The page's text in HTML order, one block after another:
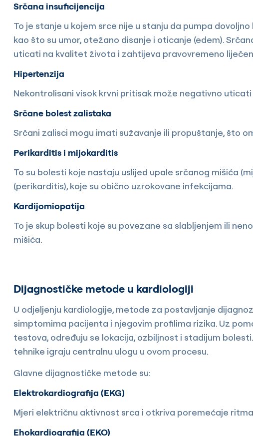
Srčana insuficijencija
To je stanje u kojem srce nije u stanju da pumpa
kao što su umor, otežano disanje i oticanje (edem).
uticati na kvalitet života i zahtijeva pravovremeno
Hipertenzija
Nekontrolisani visok krvni pritisak može negativno
Srčane bolest zalistaka
Srčani zalisci mogu imati sužavanje ili propuštanje, što
Perikarditis i mijokarditis
To su bolesti koje nastaju uslijed upale srčanog mišića
(perikarditis), koje su obično uzrokovane infekcijama.
Kardijomiopatija
To je skup bolesti koje su povezane sa slabljenjem ili
mišića.
Dijagnostičke metode u kardiologiji
U odjeljenju kardiologije, metode za postavljanje
simptomima pacijenta i njegovim profilima rizika. Uz
testova, određuju se lokacija, ozbiljnost i stadijum
tehnike igraju centralnu ulogu u ovom procesu.
Glavne dijagnostičke metode su:
Elektrokardiografija (EKG)
Mjeri električnu aktivnost srca i otkriva poremećaje
Ehokardiografija (EKO)